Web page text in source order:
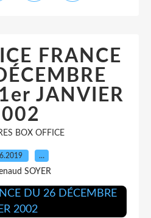
FRANCE
JANVIER
BOX OFFICE
…
SOYER